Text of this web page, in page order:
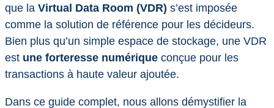
que la Virtual Data Room (VDR) s’est imposée
comme la solution de référence pour les décideurs.
Bien plus qu’un simple espace de stockage, une VDR
est une forteresse numérique conçue pour les
transactions à haute valeur ajoutée.
Dans ce guide complet, nous allons démystifier la